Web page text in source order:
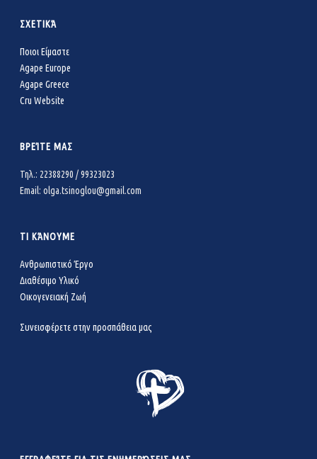
ΣΧΕΤΙΚΆ
Ποιοι Είμαστε
Agape Europe
Agape Greece
Cru Website
ΒΡΕΊΤΕ ΜΑΣ
Τηλ.: 22388290 / 99323023
Email: olga.tsinoglou@gmail.com
ΤΙ ΚΆΝΟΥΜΕ
Ανθρωπιστικό Έργο
Διαθέσιμο Υλικό
Οικογενειακή Ζωή
Συνεισφέρετε στην προσπάθεια μας